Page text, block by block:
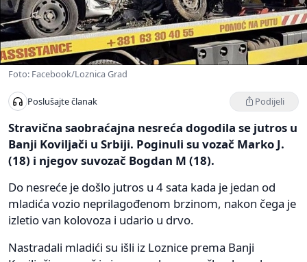
Foto: Facebook/Loznica Grad
Poslušajte članak Podijeli
Stravična saobraćajna nesreća dogodila se jutros u
Banji Koviljači u Srbiji. Poginuli su vozač Marko J.
(18) i njegov suvozač Bogdan M (18).
Do nesreće je došlo jutros u 4 sata kada je jedan od
mladića vozio neprilagođenom brzinom, nakon čega je
izletio van kolovoza i udario u drvo.
Nastradali mladići su išli iz Loznice prema Banji